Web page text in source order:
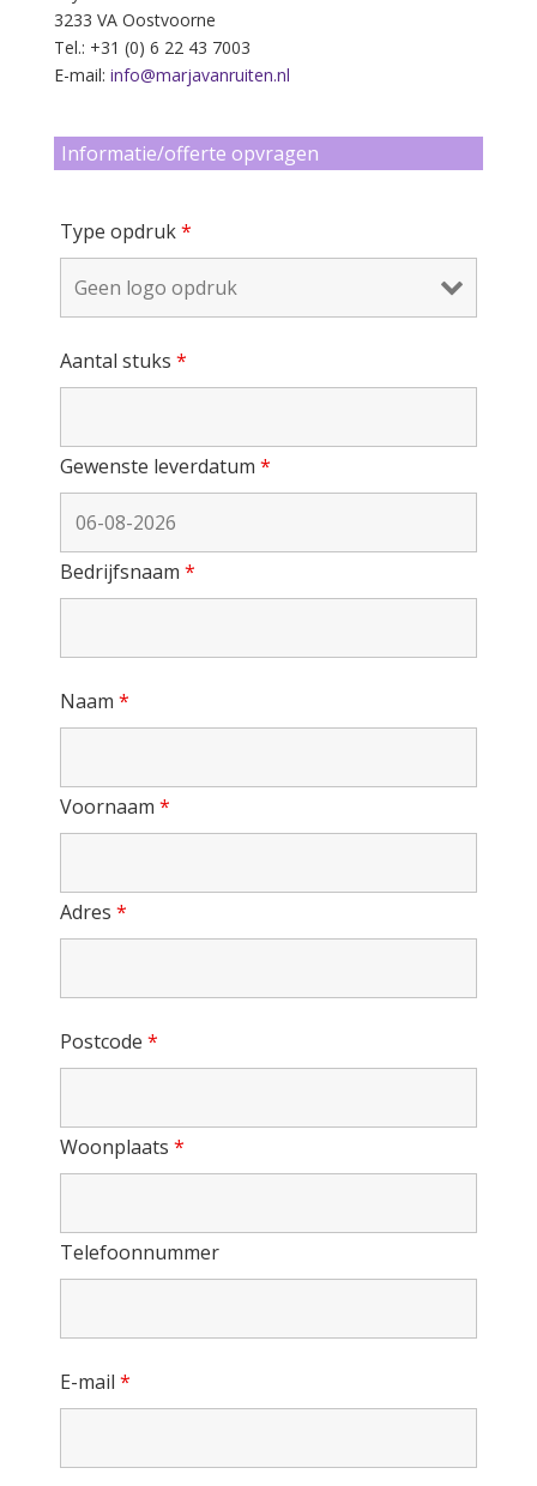
3233 VA Oostvoorne
Tel.: +31 (0) 6 22 43 7003
E-mail: info@marjavanruiten.nl
Informatie/offerte opvragen
Type opdruk*
Aantal stuks *
Gewenste leverdatum *
Bedrijfsnaam *
Naam *
Voornaam *
Adres *
Postcode *
Woonplaats *
Telefoonnummer
E-mail *